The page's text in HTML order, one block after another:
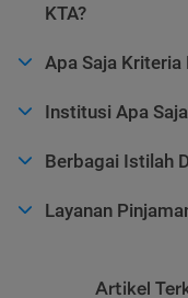
KTA?
Apa Saja Kriteria
Institusi Apa
Berbagai Istilah
Layanan
Artikel